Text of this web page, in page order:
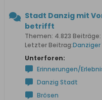
Stadt Danzig mit
betrifft
Themen: 4.823
Letzter Beitrag:Danziger
Unterforen:
Erinnerungen/
Danzig Stadt
Brösen